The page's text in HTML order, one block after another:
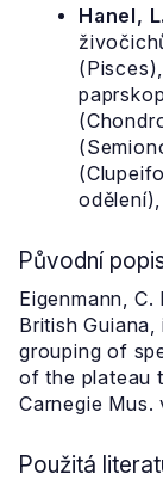
Hanel,
Původní
Eigenmann,
British
grouping of
of the plateau
Carnegie
Použitá